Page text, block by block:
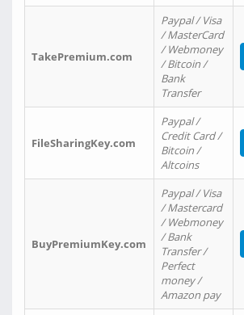
TakePremium.com
Paypal / Visa
/ MasterCard
/ Webmoney
/ Bitcoin /
Bank
Transfer
FileSharingKey.com
Paypal /
Credit Card /
Bitcoin /
Altcoins
BuyPremiumKey.com
Paypal / Visa
/ Mastercard
/ Webmoney
/ Bank
Transfer /
Perfect
money /
Amazon pay